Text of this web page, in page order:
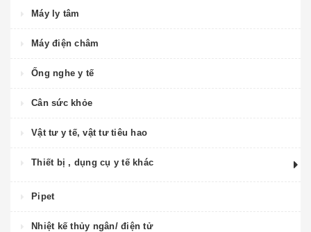
Máy ly tâm
Máy điện châm
Ống nghe y tế
Cân sức khỏe
Vật tư y tế, vật tư tiêu hao
Thiết bị , dụng cụ y tế khác
Pipet
Nhiệt kế thủy ngân/ điện tử